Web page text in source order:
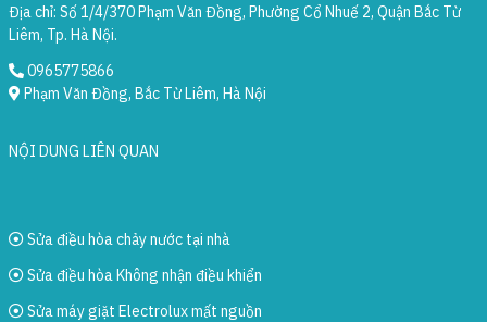
Địa chỉ: Số 1/4/370 Phạm Văn Đồng, Phường Cổ Nhuế 2, Quận Bắc Từ
Liêm, Tp. Hà Nội.
0965775866
Phạm Văn Đồng, Bắc Từ Liêm, Hà Nội
NỘI DUNG LIÊN QUAN
Sửa điều hòa chảy nước tại nhà
Sửa điều hòa Không nhận điều khiển
Sửa máy giặt Electrolux mất nguồn